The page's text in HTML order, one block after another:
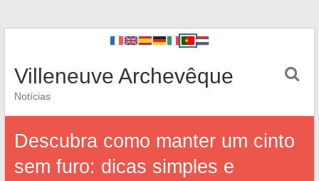
Villeneuve Archevêque
Notícias
Descubra como manter um cinto
sem furo: dicas simples e